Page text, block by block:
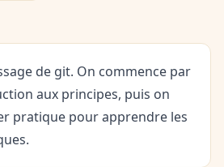
de git. On commence par
aux principes, puis on
pratique pour apprendre les